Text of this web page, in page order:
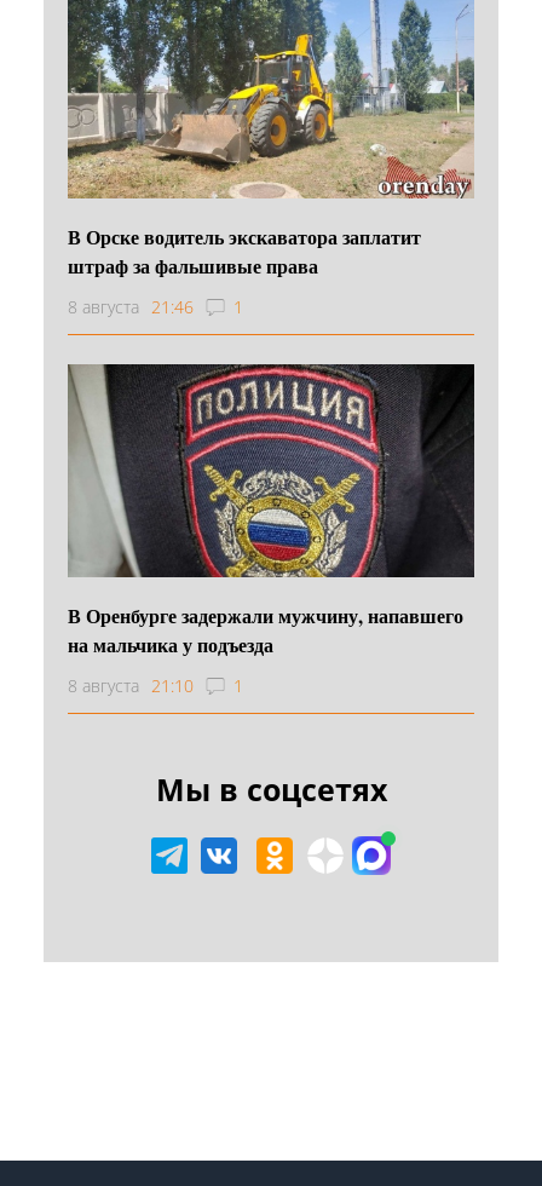
В Орске водитель экскаватора заплатит
штраф за фальшивые права
8 августа 21:46 1
В Оренбурге задержали мужчину, напавшего
на мальчика у подъезда
8 августа 21:10 1
Мы в соцсетях